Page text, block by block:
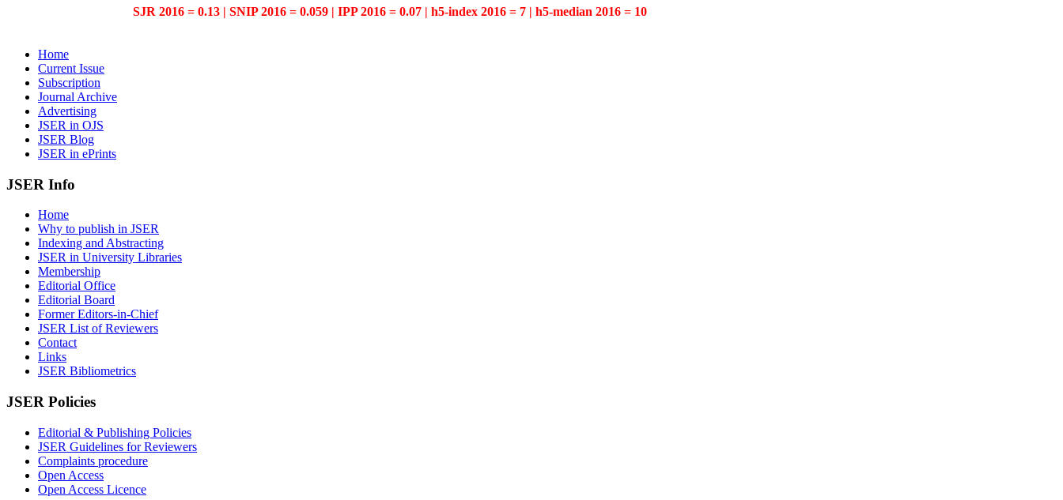
SJR 2016 = 0.13 | SNIP 2016 = 0.059 | IPP 2016 = 0.07 | h5-index 2016 = 7 | h5-median 2016 = 10
Home
Current Issue
Subscription
Journal Archive
Advertising
JSER in OJS
JSER Blog
JSER in ePrints
JSER Info
Home
Why to publish in JSER
Indexing and Abstracting
JSER in University Libraries
Membership
Editorial Office
Editorial Board
Former Editors-in-Chief
JSER List of Reviewers
Contact
Links
JSER Bibliometrics
JSER Policies
Editorial & Publishing Policies
JSER Guidelines for Reviewers
Complaints procedure
Open Access
Open Access Licence